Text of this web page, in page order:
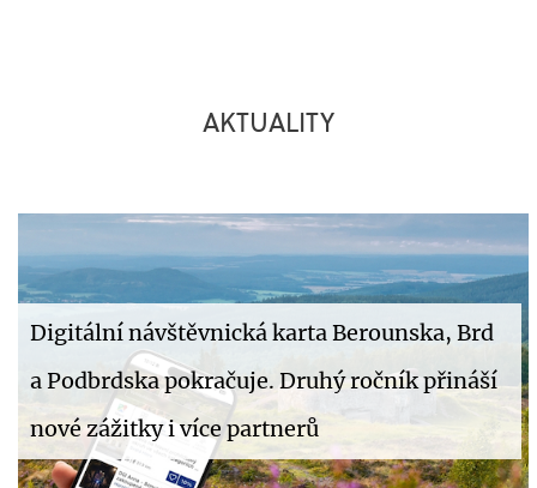
AKTUALITY
Digitální návštěvnická karta Berounska, Brd
a Podbrdska pokračuje. Druhý ročník přináší
nové zážitky i více partnerů